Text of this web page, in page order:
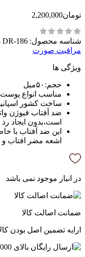
تومان2,200,000
شناسه محصول: DR-186
مراقبت صورت
ویژگی ها
حجم:۵۰میل
مناسب انواع پوست
ساخت کشور
ضد آفتاب فیوژن
است،بدون ایجاد
این ضد آفتاب با
اشعه مضر افتاب
در انبار موجود نمی باشد
ضمانت اصالت کالا
ارایه تضمین اصل بودن